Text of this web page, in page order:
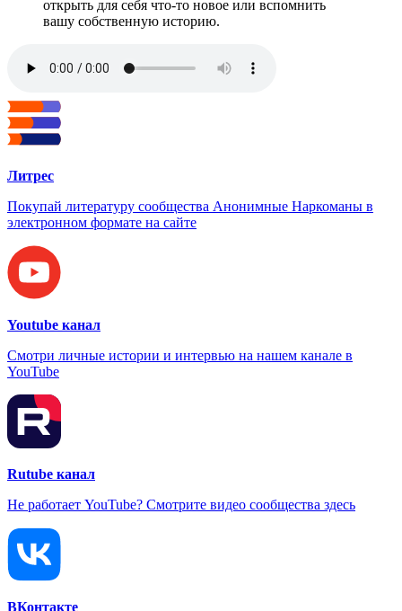
открыть для себя что-то новое или вспомнить
вашу собственную историю.
Литрес
Покупай литературу сообщества Анонимные Наркоманы в
электронном формате на сайте
Youtube канал
Смотри личные истории и интервью на нашем канале в
YouTube
Rutube канал
Не работает YouTube? Смотрите видео сообщества здесь
ВКонтакте